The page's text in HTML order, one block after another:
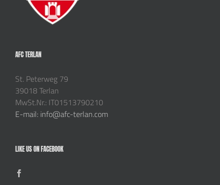
AFC TERLAN
St. Peterweg 79
39018 Terlan
MwSt.Nr.: IT01513790210
E-mail: info@afc-terlan.com
LIKE US ON FACEBOOK